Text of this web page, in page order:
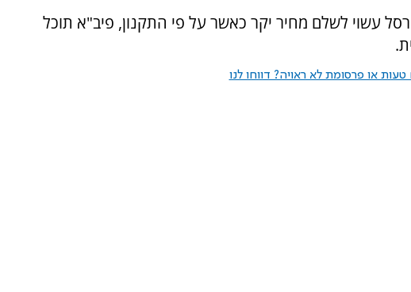
עשוי לשלם מחיר יקר כאשר על פי התקנון, פיב"א תוכל
או פרסומת לא ראויה? דווחו לנו